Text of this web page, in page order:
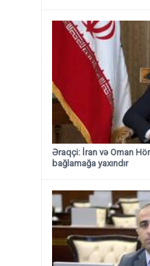
Əraqçi: İran və Oman
bağlamağa yaxındır